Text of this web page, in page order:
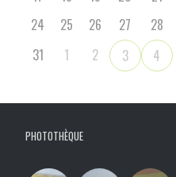
24
25 26 27 28
31
1 2 3 4
PHOTOTHÈQUE